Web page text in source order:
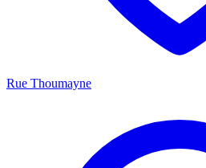
Rue Thoumayne